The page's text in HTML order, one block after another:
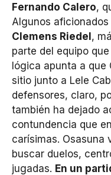
Fernando Calero,
Algunos
Clemens Riedel,
parte del equipo
lógica apunta a que
sitio junto a Lele
defensores, claro,
también ha dejado
contundencia que
carísimas. Osasuna
buscar duelos,
jugadas. En un